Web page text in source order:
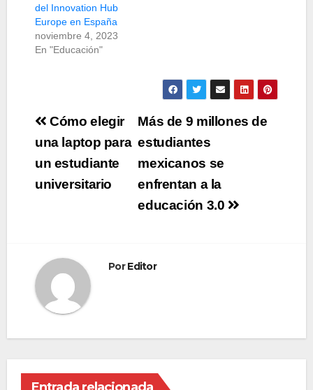
del Innovation Hub
Europe en España
noviembre 4, 2023
En "Educación"
Navegación
de
entradas
Más de 9 millones de
estudiantes
mexicanos se
enfrentan a la
educación 3.0
Cómo elegir
una laptop para
un estudiante
universitario
PorEditor